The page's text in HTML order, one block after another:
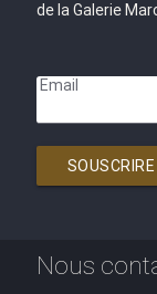
de la Galerie
Email
SOUSCRIRE
Nous